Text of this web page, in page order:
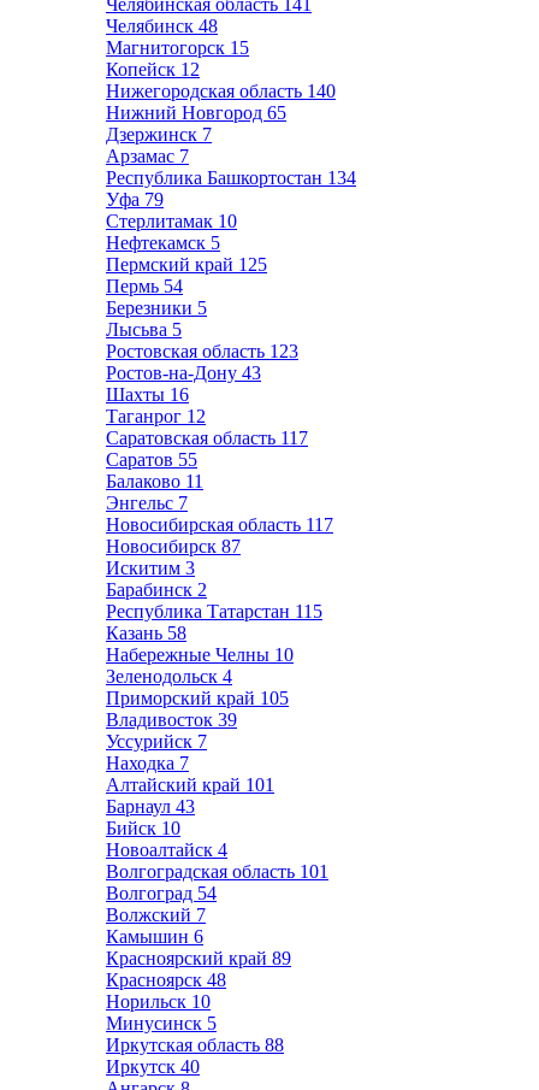
Челябинская область 141
Челябинск 48
Магнитогорск 15
Копейск 12
Нижегородская область 140
Нижний Новгород 65
Дзержинск 7
Арзамас 7
Республика Башкортостан 134
Уфа 79
Стерлитамак 10
Нефтекамск 5
Пермский край 125
Пермь 54
Березники 5
Лысьва 5
Ростовская область 123
Ростов-на-Дону 43
Шахты 16
Таганрог 12
Саратовская область 117
Саратов 55
Балаково 11
Энгельс 7
Новосибирская область 117
Новосибирск 87
Искитим 3
Барабинск 2
Республика Татарстан 115
Казань 58
Набережные Челны 10
Зеленодольск 4
Приморский край 105
Владивосток 39
Уссурийск 7
Находка 7
Алтайский край 101
Барнаул 43
Бийск 10
Новоалтайск 4
Волгоградская область 101
Волгоград 54
Волжский 7
Камышин 6
Красноярский край 89
Красноярск 48
Норильск 10
Минусинск 5
Иркутская область 88
Иркутск 40